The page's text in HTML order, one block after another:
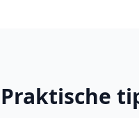
Praktische